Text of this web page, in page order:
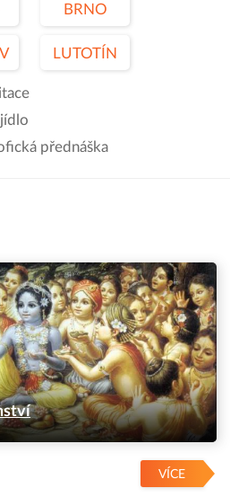
BRNO
LUTOTÍN
přednáška
VÍCE